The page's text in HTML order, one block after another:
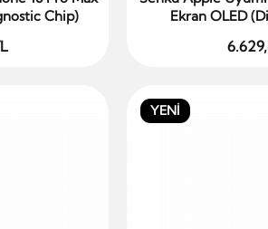
Chip)
Ekran OLED
YENİ